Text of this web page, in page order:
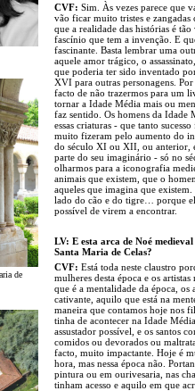
de
CVF: Sim. Às vezes parece que
vão ficar muito tristes e
que a realidade das histórias é
fascínio que tem a invenção. E
fascinante. Basta lembrar uma
aquele amor trágico, o
que poderia ter sido inventado
XVI para outras personagens.
facto de não trazermos para um
tornar a Idade Média mais ou
faz sentido. Os homens da Idade
essas criaturas - que tanto
muito fizeram pelo aumento do
do século XI ou XII, ou anterior,
parte do seu imaginário - só no
olharmos para a iconografia
animais que existem, que o
aqueles que imagina que
lado do cão e do tigre… porque
possível de virem a encontrar.
LV: E esta arca de Noé
Santa Maria de Celas?
CVF: Está toda neste claustro
mulheres desta época e os
que é a mentalidade da época,
cativante, aquilo que está na
maneira que contamos hoje nos
tinha de acontecer na Idade
assustador possível, e os santos
comidos ou devorados ou
facto, muito impactante. Hoje é
hora, mas nessa época não.
pintura ou em ourivesaria, nas
tinham acesso e aquilo em que